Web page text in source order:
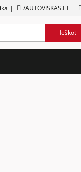
| /AUTOVISKAS.LT
Ieškoti